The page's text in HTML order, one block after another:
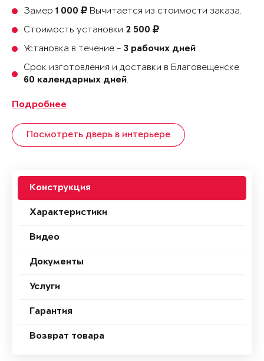
Замер 1 000
Вычитается из стоимости заказа.
Стоимость установки 2 500
Установка в течение - 3 рабочих дней
Срок изготовления и доставки в Благовещенске
60 календарных дней.
Подробнее
Посмотреть дверь в интерьере
Конструкция
Характеристики
Видео
Документы
Услуги
Гарантия
Возврат товара